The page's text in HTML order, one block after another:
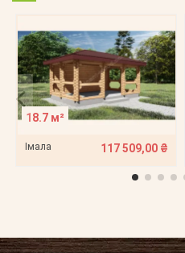
18.7 м²
Імала 117 509,00 ₴